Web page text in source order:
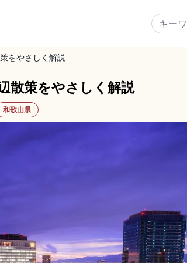
をやさしく解説
散策をやさしく解説
和歌山県